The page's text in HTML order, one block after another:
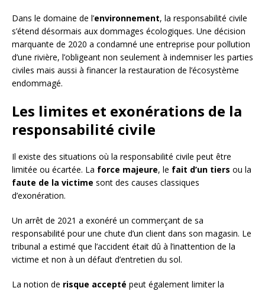
Dans le domaine de l’environnement, la responsabilité civile
s’étend désormais aux dommages écologiques. Une décision
marquante de 2020 a condamné une entreprise pour pollution
d’une rivière, l’obligeant non seulement à indemniser les parties
civiles mais aussi à financer la restauration de l’écosystème
endommagé.
Les limites et exonérations de la
responsabilité civile
Il existe des situations où la responsabilité civile peut être
limitée ou écartée. La force majeure, le fait d’un tiers ou la
faute de la victime sont des causes classiques
d’exonération.
Un arrêt de 2021 a exonéré un commerçant de sa
responsabilité pour une chute d’un client dans son magasin. Le
tribunal a estimé que l’accident était dû à l’inattention de la
victime et non à un défaut d’entretien du sol.
La notion de risque accepté peut également limiter la